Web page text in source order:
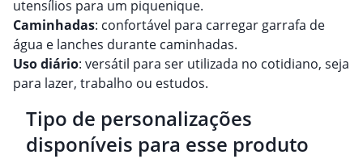
utensílios para um piquenique.
Caminhadas: confortável para carregar garrafa de
água e lanches durante caminhadas.
Uso diário: versátil para ser utilizada no cotidiano, seja
para lazer, trabalho ou estudos.
Tipo de personalizações
disponíveis para esse produto